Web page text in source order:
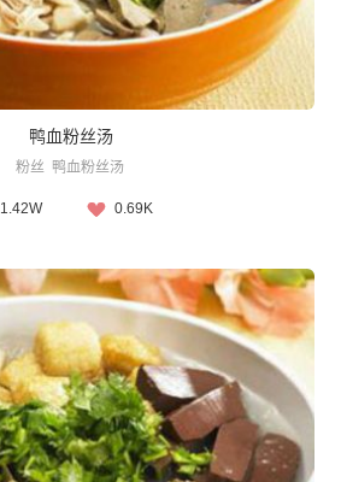
鸭血粉丝汤
粉丝 鸭血粉丝汤
1.42W 0.69K